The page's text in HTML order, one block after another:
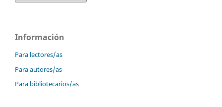
Información
Para lectores/as
Para autores/as
Para bibliotecarios/as